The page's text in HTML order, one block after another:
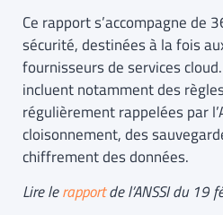
Ce rapport s’accompagne de
sécurité, destinées à la fois
fournisseurs de services
incluent notamment des
régulièrement rappelées par
cloisonnement, des
chiffrement des données.
Lire lerapportde l’ANSSI du 19